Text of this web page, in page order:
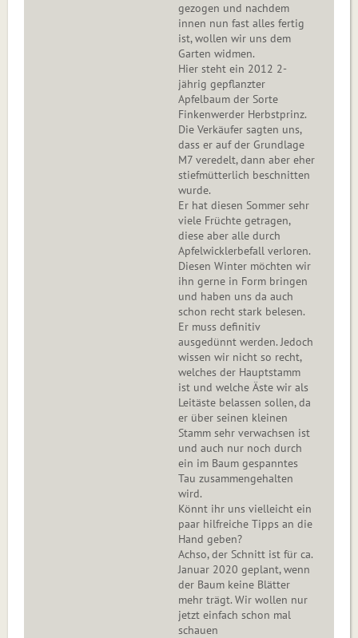
gezogen und nachdem
innen nun fast alles fertig
ist, wollen wir uns dem
Garten widmen.
Hier steht ein 2012 2-
jährig gepflanzter
Apfelbaum der Sorte
Finkenwerder Herbstprinz.
Die Verkäufer sagten uns,
dass er auf der Grundlage
M7 veredelt, dann aber eher
stiefmütterlich beschnitten
wurde.
Er hat diesen Sommer sehr
viele Früchte getragen,
diese aber alle durch
Apfelwicklerbefall verloren.
Diesen Winter möchten wir
ihn gerne in Form bringen
und haben uns da auch
schon recht stark belesen.
Er muss definitiv
ausgedünnt werden. Jedoch
wissen wir nicht so recht,
welches der Hauptstamm
ist und welche Äste wir als
Leitäste belassen sollen, da
er über seinen kleinen
Stamm sehr verwachsen ist
und auch nur noch durch
ein im Baum gespanntes
Tau zusammengehalten
wird.
Könnt ihr uns vielleicht ein
paar hilfreiche Tipps an die
Hand geben?
Achso, der Schnitt ist für ca.
Januar 2020 geplant, wenn
der Baum keine Blätter
mehr trägt. Wir wollen nur
jetzt einfach schon mal
schauen